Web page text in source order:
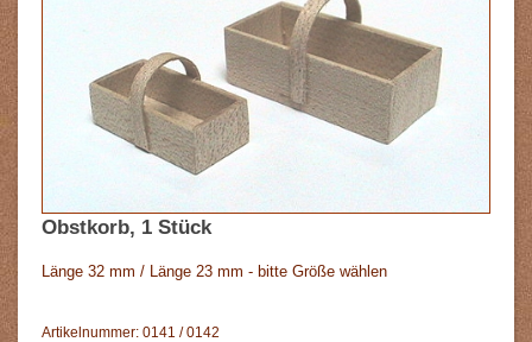
Obstkorb, 1 Stück
Länge 32 mm / Länge 23 mm - bitte Größe wählen
Artikelnummer: 0141 / 0142